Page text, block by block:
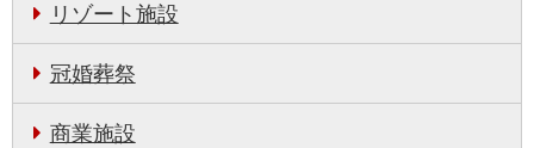
リゾート施設
冠婚葬祭
商業施設